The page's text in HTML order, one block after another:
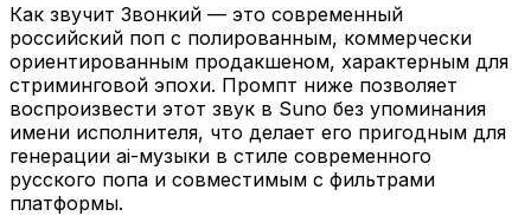
Как звучит Звонкий — это современный
российский поп с полированным, коммерчески
ориентированным продакшеном, характерным для
стриминговой эпохи. Промпт ниже позволяет
воспроизвести этот звук в Suno без упоминания
имени исполнителя, что делает его пригодным для
генерации ai-музыки в стиле современного
русского попа и совместимым с фильтрами
платформы.